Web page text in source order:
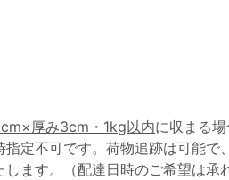
厚み3cm・1kg以内に収まる場
定不可です。荷物追跡は可能で
ます。（配達日時のご希望は承